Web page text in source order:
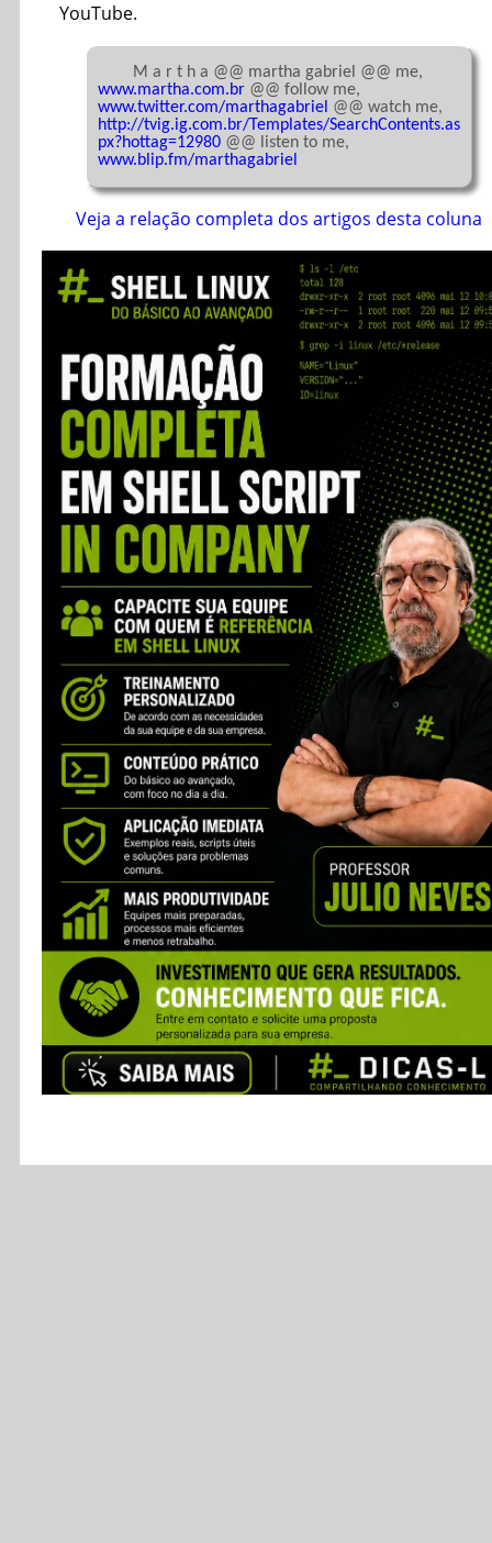
YouTube.
www.martha.com.br
www.twitter.com/marthagabriel
http://tvig.ig.com.br/Templates/SearchContents.as
px?hottag=12980
www.blip.fm/marthagabriel
Veja a relação completa dos artigos desta coluna